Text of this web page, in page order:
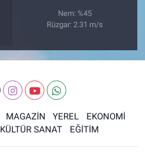
Nem: %45
Rüzgar: 2.31 m/s
MAGAZİN YEREL
EKONOMİ
KÜLTÜR SANAT EĞİTİM